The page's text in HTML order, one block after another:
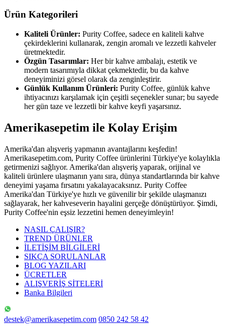
Ürün Kategorileri
Kaliteli Ürünler: Purity Coffee, sadece en kaliteli kahve
çekirdeklerini kullanarak, zengin aromalı ve lezzetli kahveler
üretmektedir.
Özgün Tasarımlar: Her bir kahve ambalajı, estetik ve
modern tasarımıyla dikkat çekmektedir, bu da kahve
deneyiminizi görsel olarak da zenginleştirir.
Günlük Kullanım Ürünleri: Purity Coffee, günlük kahve
ihtiyacınızı karşılamak için çeşitli seçenekler sunar; bu sayede
her gün taze ve lezzetli bir kahve keyfi yaşarsınız.
Amerikasepetim ile Kolay Erişim
Amerika'dan alışveriş yapmanın avantajlarını keşfedin!
Amerikasepetim.com, Purity Coffee ürünlerini Türkiye'ye kolaylıkla
getirmenizi sağlıyor. Amerika'dan alışveriş yaparak, orijinal ve
kaliteli ürünlere ulaşmanın yanı sıra, dünya standartlarında bir kahve
deneyimi yaşama fırsatını yakalayacaksınız. Purity Coffee
Amerika'dan Türkiye'ye hızlı ve güvenilir bir şekilde ulaşmanızı
sağlayarak, her kahveseverin hayalini gerçeğe dönüştürüyor. Şimdi,
Purity Coffee'nin eşsiz lezzetini hemen deneyimleyin!
NASIL ÇALIŞIR?
TREND ÜRÜNLER
İLETİŞİM BİLGİLERİ
SIKÇA SORULANLAR
BLOG YAZILARI
ÜCRETLER
ALIŞVERİŞ SİTELERİ
Banka Bilgileri
destek@amerikasepetim.com 0850 242 58 42